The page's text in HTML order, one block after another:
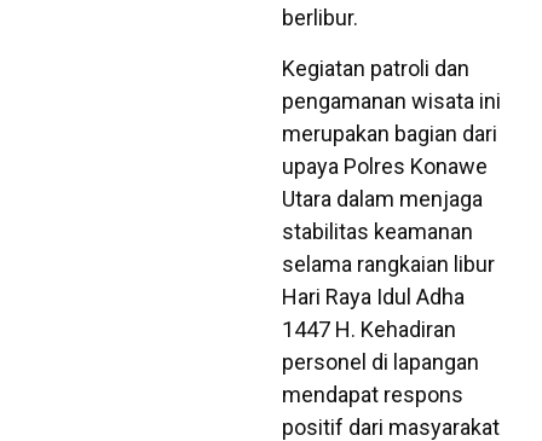
berlibur.
Kegiatan patroli dan
pengamanan wisata ini
merupakan bagian dari
upaya Polres Konawe
Utara dalam menjaga
stabilitas keamanan
selama rangkaian libur
Hari Raya Idul Adha
1447 H. Kehadiran
personel di lapangan
mendapat respons
positif dari masyarakat